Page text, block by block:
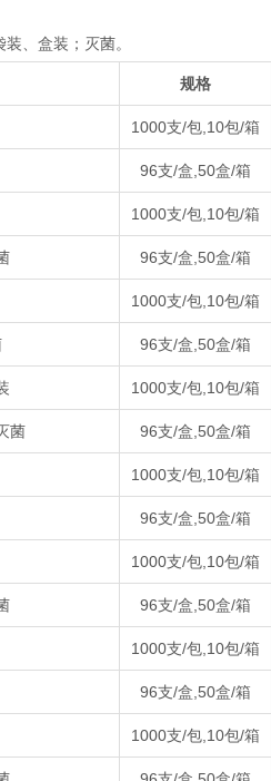
装、盒装；灭菌。
规格
1000支/包,10包/箱
96支/盒,50盒/箱
1000支/包,10包/箱
96支/盒,50盒/箱
1000支/包,10包/箱
96支/盒,50盒/箱
1000支/包,10包/箱
菌 96支/盒,50盒/箱
1000支/包,10包/箱
96支/盒,50盒/箱
1000支/包,10包/箱
96支/盒,50盒/箱
1000支/包,10包/箱
96支/盒,50盒/箱
1000支/包,10包/箱